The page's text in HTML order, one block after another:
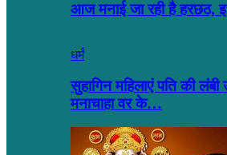
आज मनाई जा रही है हरछठ,
धर्मं
सुहागिन महिलाएं पति की
मनाचाहा वर के…